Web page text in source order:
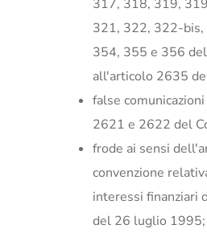
317, 318, 319,
321, 322, 322-
354, 355 e 356
all'articolo 2635
false
2621 e 2622 del
frode ai sensi
convenzione
interessi finanziari
del 26 luglio 1995;